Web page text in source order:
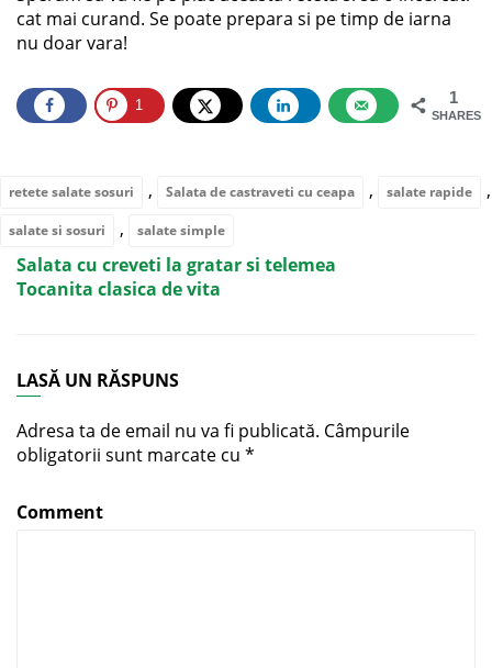
cat mai curand. Se poate prepara si pe timp de iarna
nu doar vara!
1
SHARES
1
retete salate sosuri , Salata de castraveti cu ceapa , salate rapide ,
salate si sosuri , salate simple
Salata cu creveti la gratar si telemea
Tocanita clasica de vita
LASĂ UN RĂSPUNS
Adresa ta de email nu va fi publicată. Câmpurile
obligatorii sunt marcate cu *
Comment